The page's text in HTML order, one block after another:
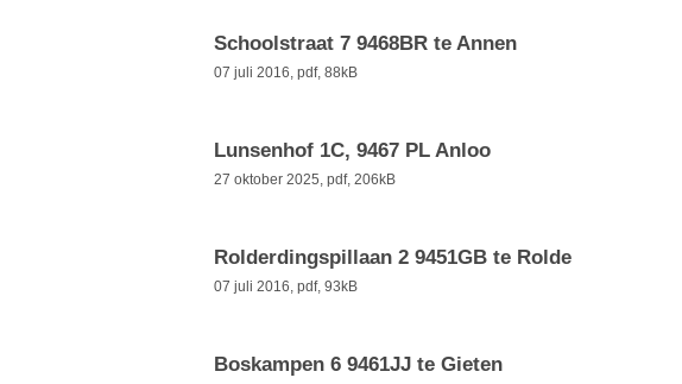
Schoolstraat 7 9468BR te Annen
07 juli 2016, pdf, 88kB
Lunsenhof 1C, 9467 PL Anloo
27 oktober 2025, pdf, 206kB
Rolderdingspillaan 2 9451GB te Rolde
07 juli 2016, pdf, 93kB
Boskampen 6 9461JJ te Gieten